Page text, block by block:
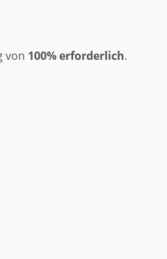
von 100% erforderlich.